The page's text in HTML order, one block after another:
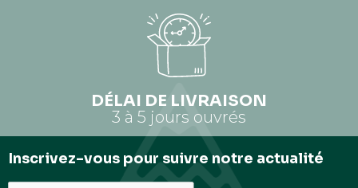
DÉLAI DE LIVRAISON
3 à 5 jours ouvrés
Inscrivez-vous pour suivre notre actualité